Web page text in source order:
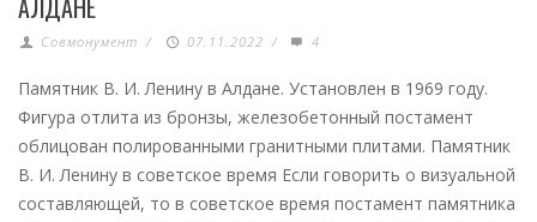
Совмонумент / 07.11.2022 / 4
Памятник В. И. Ленину в Алдане. Установлен в 1969 году.
Фигура отлита из бронзы, железобетонный постамент
облицован полированными гранитными плитами. Памятник
В. И. Ленину в советское время Если говорить о визуальной
составляющей, то в советское время постамент памятника